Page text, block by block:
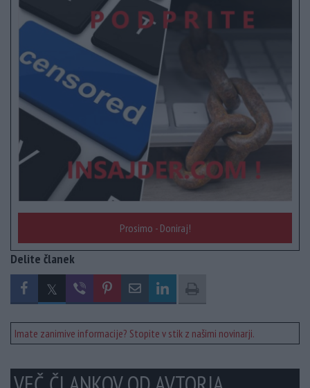
Prosimo - Doniraj!
Delite članek
Imate zanimive informacije? Stopite v stik z našimi novinarji.